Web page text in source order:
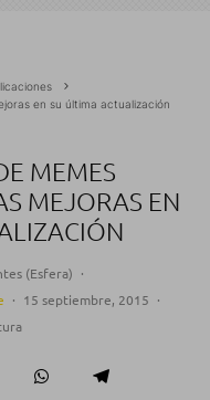
en su última actualización
MEMES
MEJORAS EN
(Esfera) ·
· 15 septiembre, 2015 ·